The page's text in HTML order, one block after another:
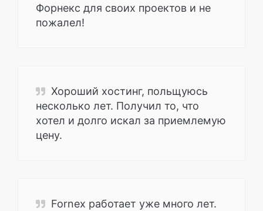
Форнекс для своих проектов и не
пожалел!
Хороший хостинг, польщуюсь
несколько лет. Получил то, что
хотел и долго искал за приемлемую
цену.
Fornex работает уже много лет.